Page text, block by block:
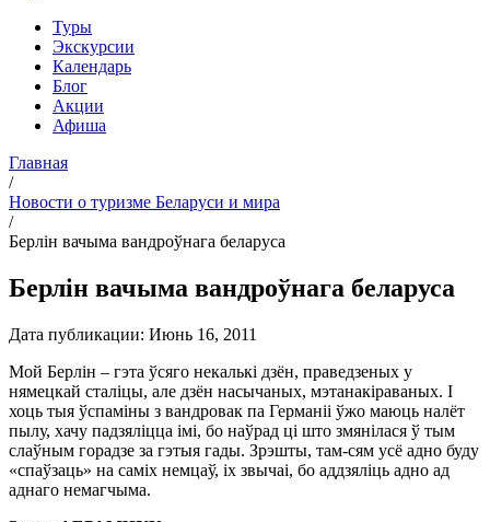
Туры
Экскурсии
Календарь
Блог
Акции
Афиша
Главная
/
Новости о туризме Беларуси и мира
/
Берлін вачыма вандроўнага беларуса
Берлін вачыма вандроўнага беларуса
Дата публикации: Июнь 16, 2011
Мой Берлін – гэта ўсяго некалькі дзён, праведзеных у
нямецкай сталіцы, але дзён насычаных, мэтанакіраваных. І
хоць тыя ўспаміны з вандровак па Германіі ўжо маюць налёт
пылу, хачу падзяліцца імі, бо наўрад ці што змянілася ў тым
слаўным горадзе за гэтыя гады. Зрэшты, там-сям усё адно буду
«спаўзаць» на саміх немцаў, іх звычаі, бо аддзяліць адно ад
аднаго немагчыма.